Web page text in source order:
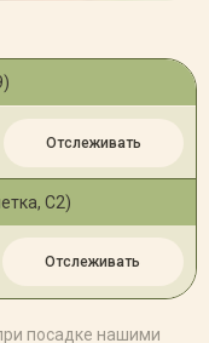
Отслеживать
С2)
Отслеживать
посадке нашими